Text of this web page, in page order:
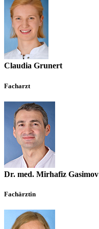
Claudia Grunert
Facharzt
Dr. med. Mirhafiz Gasimov
Fachärztin